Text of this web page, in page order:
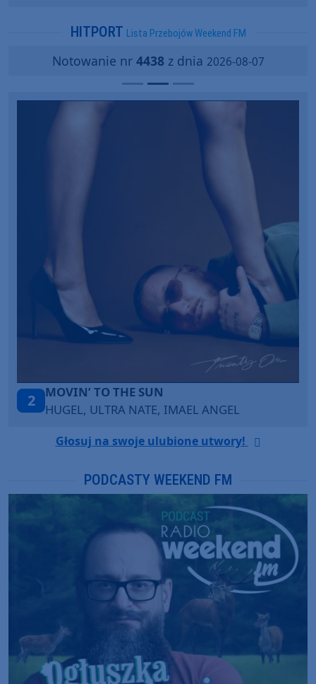
HITPORT Lista Przebojów Weekend FM
Notowanie nr 4438z dnia 2026-08-07
TO THE SUN
ULTRA NATE, IMAEL ANGEL
Głosuj na swoje ulubione utwory!
PODCASTY WEEKEND FM